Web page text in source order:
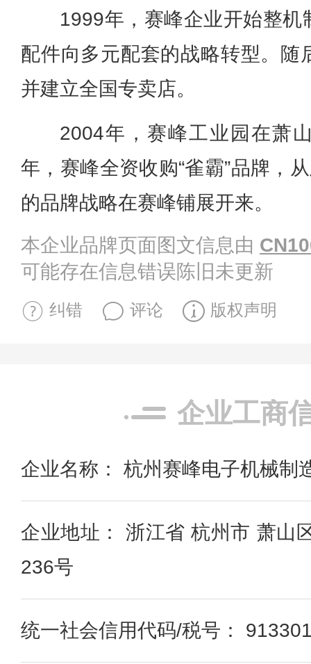
1999年，赛峰企业开始整机
配件向多元配套的战略转型。随
并建立全国专卖店。
2004年，赛峰工业园在萧
年，赛峰全资收购“雀霸”品牌，
的品牌战略在赛峰铺展开来。
本企业品牌页面图文信息由
可能存在信息错误陈旧未更新
纠错 评论 版权声明
企业工商
企业名称： 杭州赛峰电子机械制
企业地址： 浙江省 杭州市 萧山
236号
统一社会信用代码/税号：